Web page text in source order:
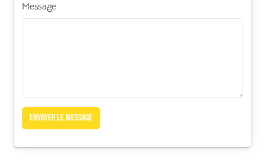
Message
Envoyer le message